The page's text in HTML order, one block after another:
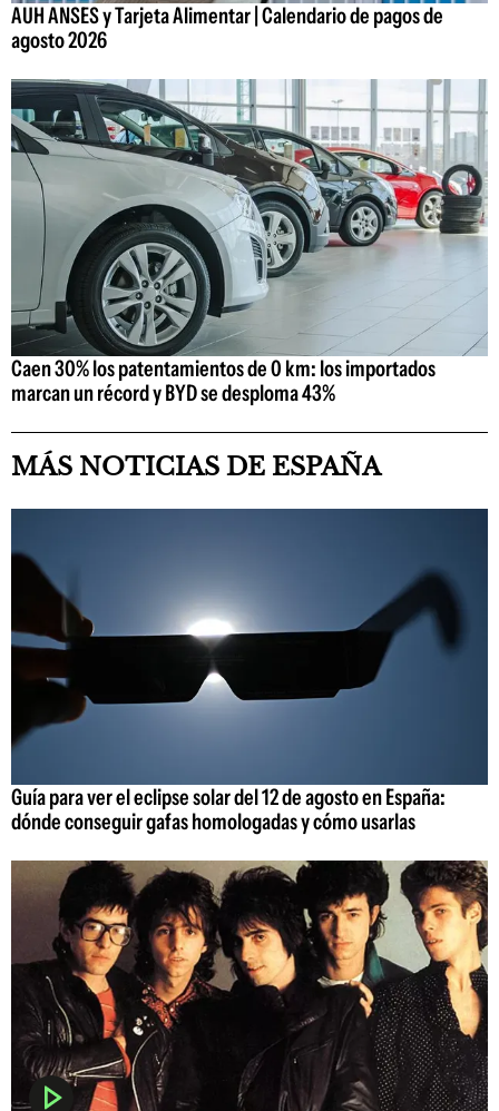
AUH ANSES y Tarjeta Alimentar | Calendario de pagos de
agosto 2026
Caen 30% los patentamientos de 0 km: los importados
marcan un récord y BYD se desploma 43%
MÁS NOTICIAS DE ESPAÑA
Guía para ver el eclipse solar del 12 de agosto en España:
dónde conseguir gafas homologadas y cómo usarlas